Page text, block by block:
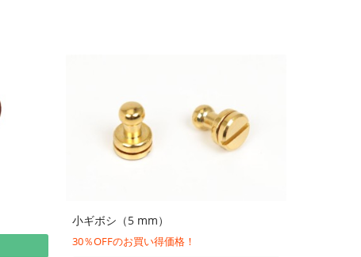
小ギボシ（5 mm）
30％OFFのお買い得価格！